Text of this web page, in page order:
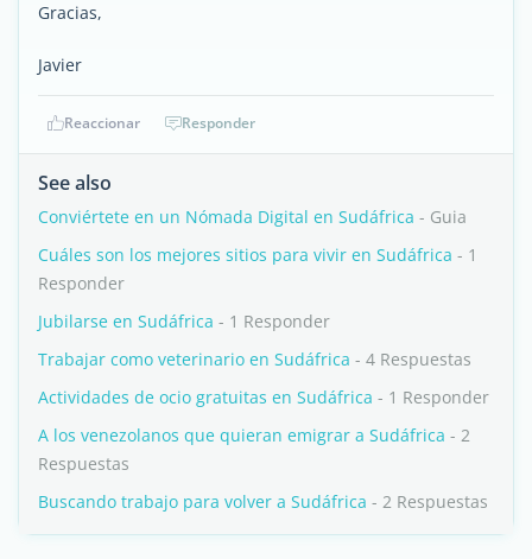
Gracias,
Javier
Reaccionar Responder
See also
Conviértete en un Nómada Digital en Sudáfrica - Guia
Cuáles son los mejores sitios para vivir en Sudáfrica - 1
Responder
Jubilarse en Sudáfrica - 1 Responder
Trabajar como veterinario en Sudáfrica - 4 Respuestas
Actividades de ocio gratuitas en Sudáfrica - 1 Responder
A los venezolanos que quieran emigrar a Sudáfrica - 2
Respuestas
Buscando trabajo para volver a Sudáfrica - 2 Respuestas